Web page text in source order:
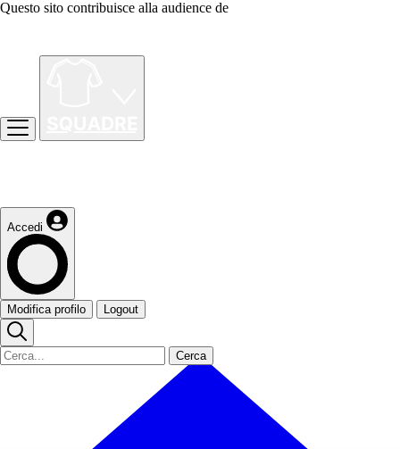
Questo sito contribuisce alla audience de
Accedi
Modifica profilo Logout
Cerca